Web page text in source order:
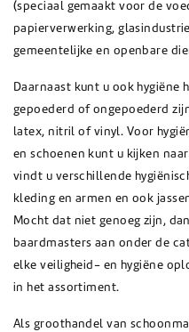
(speciaal gemaakt voor de
papierverwerking,
gemeentelijke en openbare
Daarnaast kunt u ook hygiëne
gepoederd of ongepoederd
latex, nitril of vinyl. Voor
en schoenen kunt u kijken
vindt u verschillende
kleding en armen en ook
Mocht dat niet genoeg zijn,
baardmasters aan onder de
elke veiligheid- en hygiëne
in het assortiment.
Als groothandel van